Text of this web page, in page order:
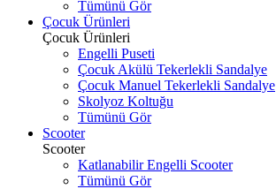
Tümünü Gör
Çocuk Ürünleri
Çocuk Ürünleri
Engelli Puseti
Çocuk Akülü Tekerlekli Sandalye
Çocuk Manuel Tekerlekli Sandalye
Skolyoz Koltuğu
Tümünü Gör
Scooter
Scooter
Katlanabilir Engelli Scooter
Tümünü Gör